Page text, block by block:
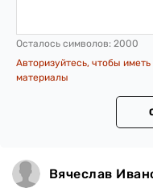
Осталось символов: 2000
Авторизуйтесь, чтобы
материалы
Вячеслав